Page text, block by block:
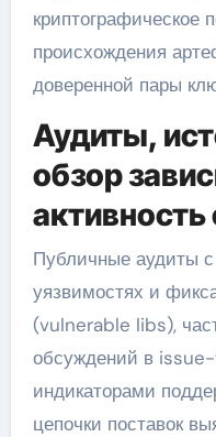
криптографическое
происхождения
доверенной пары
Аудиты,
обзор
Публичные аудиты
уязвимостях и
(vulnerable libs),
обсуждений в
индикаторами
цепочки поставок